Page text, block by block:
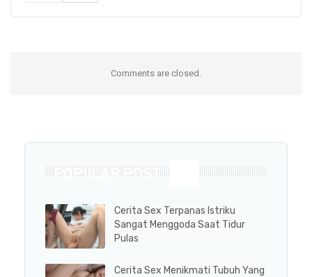
Comments are closed.
POPULAR POST
Cerita Sex Terpanas Istriku
Sangat Menggoda Saat Tidur
Pulas
Cerita Sex Menikmati Tubuh Yang